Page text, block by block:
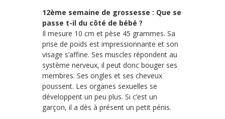
12ème semaine de grossesse : Que se
passe t-il du côté de bébé ?
Il mesure 10 cm et pèse 45 grammes. Sa
prise de poids est impressionnante et son
visage s’affine. Ses muscles répondent au
système nerveux, il peut donc bouger ses
membres. Ses ongles et ses cheveux
poussent. Les organes sexuelles se
développent un peu plus. Si c’est un
garçon, il a dès à présent un petit pénis.